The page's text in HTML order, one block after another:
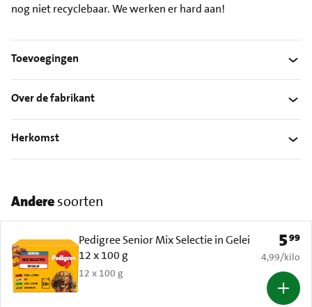
nog niet recyclebaar. We werken er hard aan!
Toevoegingen
Over de fabrikant
Herkomst
Anderesoorten
Pedigree Senior Mix Selectie in Gelei
12 x 100 g
12 x 100 g
Prijs:
599
€ 4,99 per
4,99/kilo